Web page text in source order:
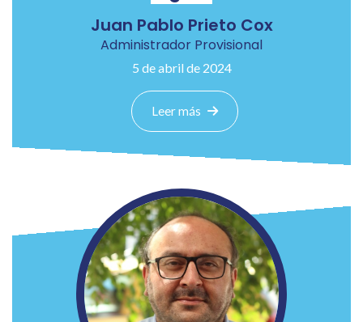
Juan Pablo Prieto Cox
Administrador Provisional
5 de abril de 2024
Leer más